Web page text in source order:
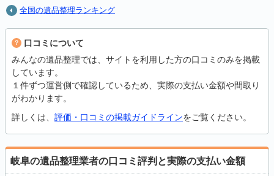
全国の遺品整理ランキング
口コミについて
みんなの遺品整理では、サイトを利用した方の口コミのみを掲載
しています。
１件ずつ運営側で確認しているため、実際の支払い金額や間取り
がわかります。
詳しくは、 評価・口コミの掲載ガイドラインをご覧ください。
岐阜の遺品整理業者の口コミ評判と実際の支払い金額